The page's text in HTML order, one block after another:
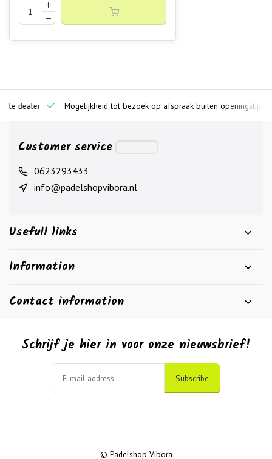
dealer Mogelijkheid tot bezoek op afspraak buiten openingstijden
Customer service
0623293433
info@padelshopvibora.nl
Usefull links
Information
Contact information
Schrijf je hier in voor onze nieuwsbrief!
Subscribe
© Padelshop Vibora